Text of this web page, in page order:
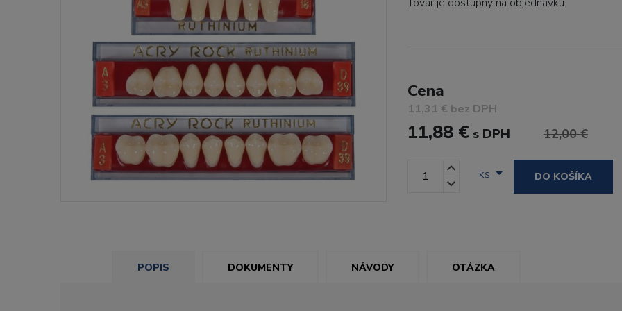
Cena
11,31 € bez DPH
11,88 € s DPH 12,00 €
ks DO KOŠÍKA
POPIS DOKUMENTY NÁVODY OTÁZKA